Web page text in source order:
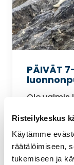
Risteilykeskus
Käytämme
räätälöimiseen,
tukemiseen ja
PÄIVÄT
Ole
pohjoisen
tutkimaan